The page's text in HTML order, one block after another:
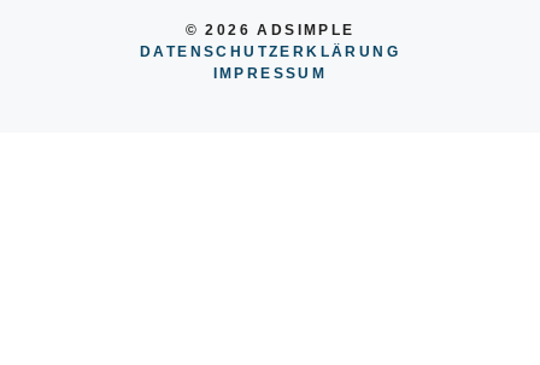
© 2026 ADSIMPLE
DATENSCHUTZERKLÄRUNG
IMPRESSUM